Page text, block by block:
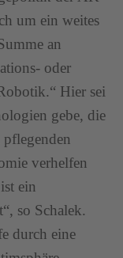
um ein weites
an
oder
Hier sei
gebe, die
verhelfen
ein
so Schalek.
durch eine